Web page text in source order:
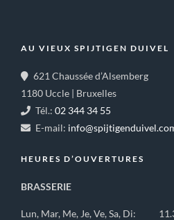
AU VIEUX SPIJTIGEN DUIVEL
621 Chaussée d’Alsemberg
1180 Uccle | Bruxelles
Tél.: 02 344 34 55
E-mail:
HEURES D’OUVERTURES
BRASSERIE
Lun, Mar, Me, Je, Ve, Sa, Di: